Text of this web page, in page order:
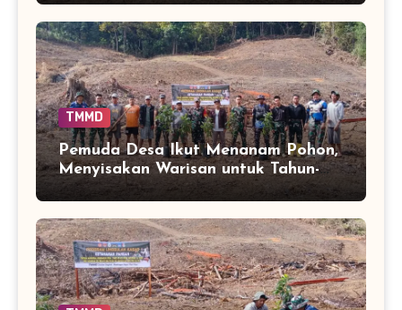
TMMD
Pemuda Desa Ikut Menanam Pohon,
Menyisakan Warisan untuk Tahun-
Tahun Mendatang